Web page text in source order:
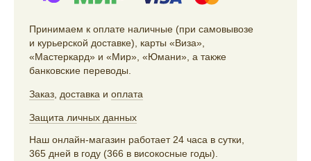
Принимаем к оплате наличные (при самовывозе
и курьерской доставке), карты «Виза»,
«Мастеркард» и «Мир», «Юмани», а также
банковские переводы.
Заказ доставка и оплата
Защита личных данных
Наш онлайн-магазин работает 24 часа в сутки,
365 дней в году (366 в високосные годы).